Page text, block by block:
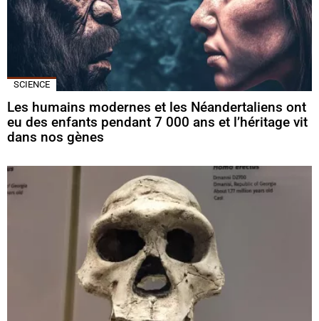
SCIENCE
Les humains modernes et les Néandertaliens ont
eu des enfants pendant 7 000 ans et l’héritage vit
dans nos gènes